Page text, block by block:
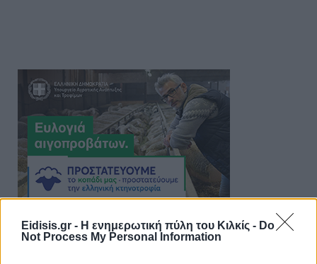
Eidisis.gr - Η ενημερωτική πύλη του Κιλκίς - Do
Not Process My Personal Information